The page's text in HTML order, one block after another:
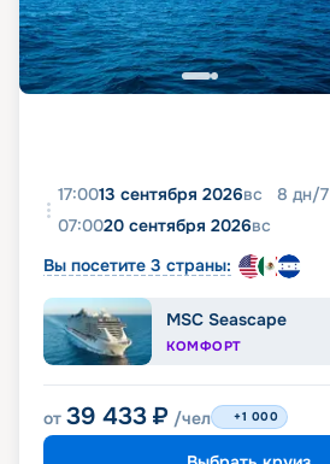
17:0013 сентября 2026вс 8 дн/7
07:0020 сентября 2026вс
Вы посетите 3 страны:
MSC Seascape
КОМФОРТ
от 39 433 ₽ /чел +1 000